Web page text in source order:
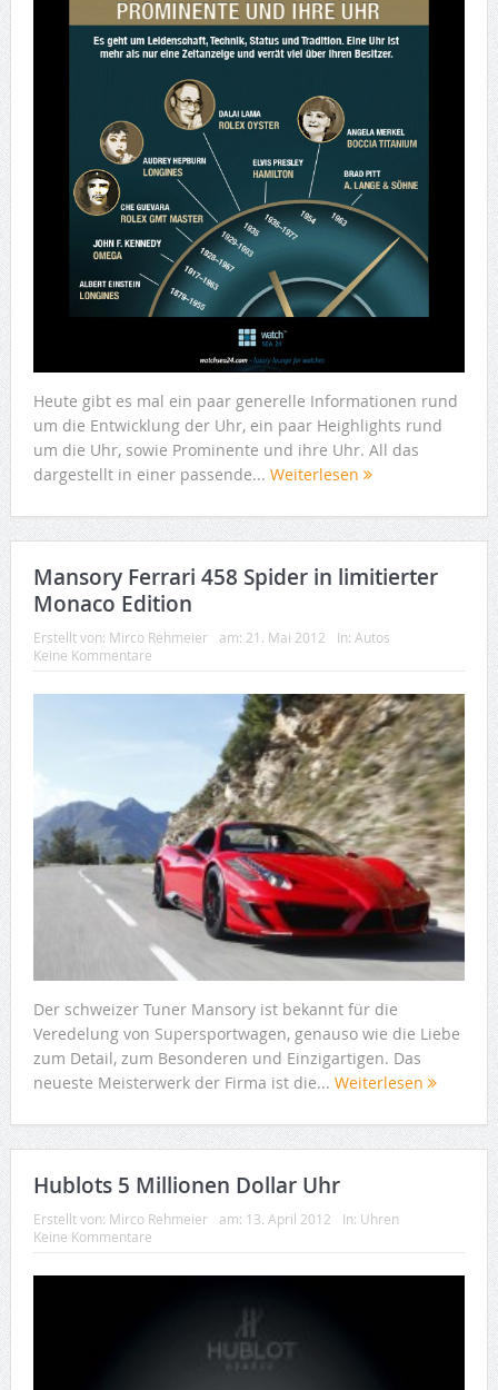
Heute gibt es mal ein paar generelle Informationen rund
um die Entwicklung der Uhr, ein paar Heighlights rund
um die Uhr, sowie Prominente und ihre Uhr. All das
dargestellt in einer passende... Weiterlesen
Mansory Ferrari 458 Spider in limitierter
Monaco Edition
Erstellt von: Mirco Rehmeier am: 21. Mai 2012 In: Autos
Keine Kommentare
Der schweizer Tuner Mansory ist bekannt für die
Veredelung von Supersportwagen, genauso wie die Liebe
zum Detail, zum Besonderen und Einzigartigen. Das
neueste Meisterwerk der Firma ist die... Weiterlesen
Hublots 5 Millionen Dollar Uhr
Erstellt von: Mirco Rehmeier am: 13. April 2012 In: Uhren
Keine Kommentare